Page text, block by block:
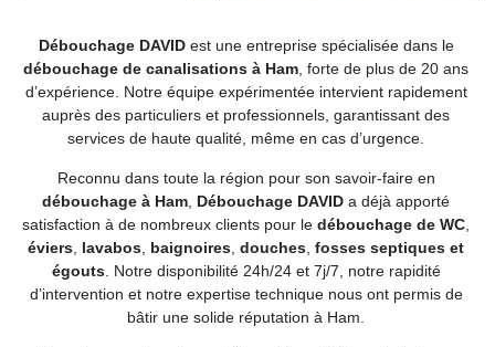
Débouchage DAVIDest une entreprise spécialisée dans le
débouchage de canalisations à Ham, forte de plus de 20 ans
d’expérience. Notre équipe expérimentée intervient rapidement
auprès des particuliers et professionnels, garantissant des
services de haute qualité, même en cas d’urgence.
Reconnu dans toute la région pour son savoir-faire en
débouchage à Ham, Débouchage DAVID a déjà apporté
satisfaction à de nombreux clients pour le débouchage de WC,
éviers, lavabos, baignoires, douches, fosses septiques et
égouts. Notre disponibilité 24h/24 et 7j/7, notre rapidité
d’intervention et notre expertise technique nous ont permis de
bâtir une solide réputation à Ham.